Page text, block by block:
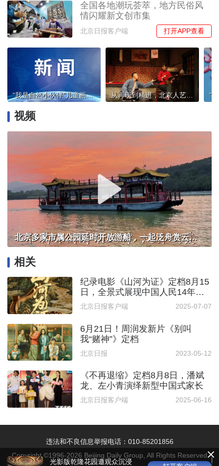
全国各地潮玩荟萃，地方民俗风
情闪耀新文创市集
北京日报客户端 打开APP查看
“我是自然小伙伴”儿童画国际巡展走进四川安仁古镇 从再现到精进，北京人艺“复刻”版《骆驼祥子》二轮登台
视频
北京多家市属公园延时开放游船，一起泛舟赏云霞！
相关
纪录电影《山河为证》定档8月15
日，全景式展现中国人民14年抗
战历程
北京日报客户端 2025-07-07
6月21日！周润发新片《别叫
我“赌神”》定档
北京日报 2023-05-12
《不再退缩》定档8月8日，潘斌
龙、左小青演绎新型中国式家长
北京日报客户端 2025-06-16
违法和不良信息举报电话：010-85201856
Copyright ©1996-2026 Beijing Daily Group, All Rights Reserved
光影版乾隆花园邀观众沉浸